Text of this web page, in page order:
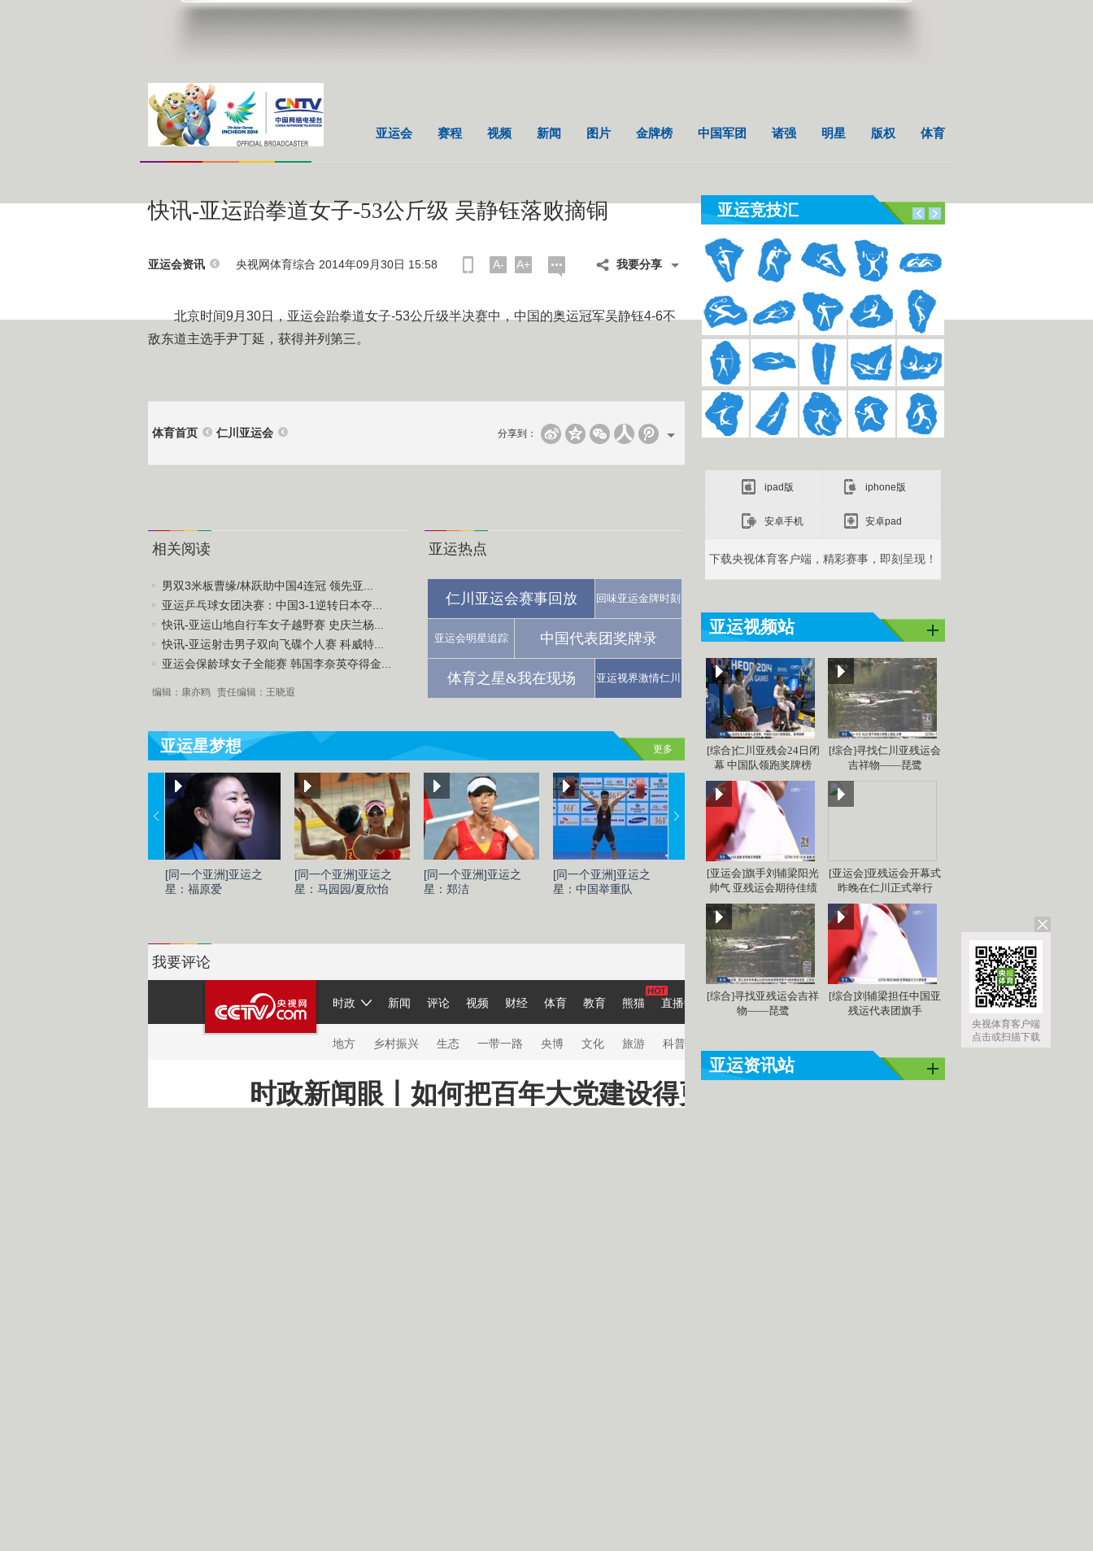
央视体育客户端
点击或扫描下载
亚运会 赛程 视频 新闻 图片 金牌榜 中国军团 诸强 明星 版权 体育
快讯-亚运跆拳道女子-53公斤级 吴静钰落败摘铜
亚运会资讯 央视网体育综合 2014年09月30日 15:58 A- A+ 我要分享
北京时间9月30日，亚运会跆拳道女子-53公斤级半决赛中，中国的奥运冠军吴静钰4-6不
敌东道主选手尹丁延，获得并列第三。
体育首页 仁川亚运会 分享到：
相关阅读
男双3米板曹缘/林跃助中国4连冠 领先亚...
亚运乒乓球女团决赛：中国3-1逆转日本夺...
快讯-亚运山地自行车女子越野赛 史庆兰杨...
快讯-亚运射击男子双向飞碟个人赛 科威特...
亚运会保龄球女子全能赛 韩国李奈英夺得金...
编辑：康亦鸥 责任编辑：王晓遐
亚运热点
仁川亚运会赛事回放 回味亚运金牌时刻
亚运会明星追踪 中国代表团奖牌录
体育之星&我在现场 亚运视界激情仁川
亚运星梦想 更多
[同一个亚洲]亚运之
星：福原爱
[同一个亚洲]亚运之
星：马园园/夏欣怡
[同一个亚洲]亚运之
星：郑洁
[同一个亚洲]亚运之
星：中国举重队
[同一个亚洲]亚运之
星：刘灏
[同一个亚洲]亚运之
星：吴敏霞
我要评论
亚运竞技汇
ipad版 iphone版
安卓手机 安卓pad
下载央视体育客户端，精彩赛事，即刻呈现！
亚运视频站
[综合]仁川亚残会24日闭
幕 中国队领跑奖牌榜
[综合]寻找仁川亚残运会
吉祥物——琵鹭
[亚运会]旗手刘辅梁阳光
帅气 亚残运会期待佳绩
[亚运会]亚残运会开幕式
昨晚在仁川正式举行
[综合]寻找亚残运会吉祥
物——琵鹭
[综合]刘辅梁担任中国亚
残运代表团旗手
亚运资讯站